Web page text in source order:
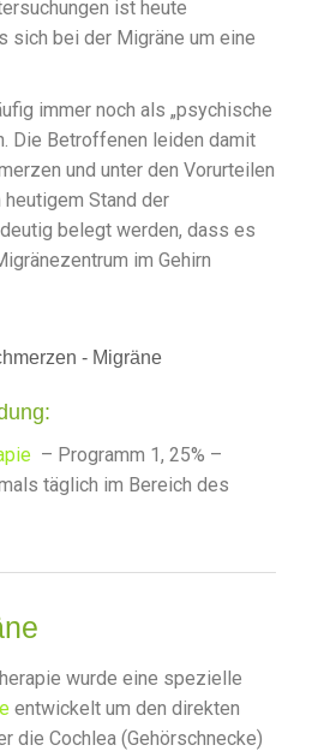
ist heute
sich bei der Migräne um eine
immer noch als „psychische
Die Betroffenen leiden damit
und unter den Vorurteilen
heutigem Stand der
belegt werden, dass es
im Gehirn
– Programm 1, 25% –
täglich im Bereich des
wurde eine spezielle
entwickelt um den direkten
die Cochlea (Gehörschnecke)